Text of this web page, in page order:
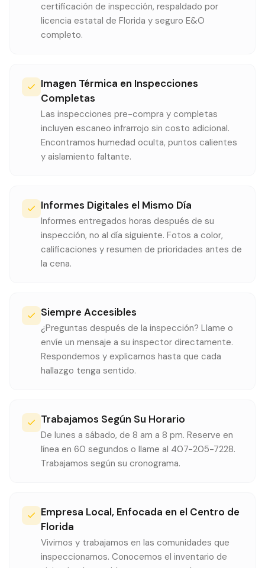
certificación de inspección, respaldado por
licencia estatal de Florida y seguro E&O
completo.
Imagen Térmica en Inspecciones
Completas
Las inspecciones pre-compra y completas
incluyen escaneo infrarrojo sin costo adicional.
Encontramos humedad oculta, puntos calientes
y aislamiento faltante.
Informes Digitales el Mismo Día
Informes entregados horas después de su
inspección, no al día siguiente. Fotos a color,
calificaciones y resumen de prioridades antes de
la cena.
Siempre Accesibles
¿Preguntas después de la inspección? Llame o
envíe un mensaje a su inspector directamente.
Respondemos y explicamos hasta que cada
hallazgo tenga sentido.
Trabajamos Según Su Horario
De lunes a sábado, de 8 am a 8 pm. Reserve en
línea en 60 segundos o llame al 407-205-7228.
Trabajamos según su cronograma.
Empresa Local, Enfocada en el Centro de
Florida
Vivimos y trabajamos en las comunidades que
inspeccionamos. Conocemos el inventario de